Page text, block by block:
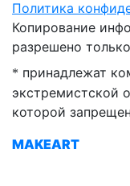
Политика
MAKEART
Копирование
разрешено
* принадлежат
экстремистской
которой